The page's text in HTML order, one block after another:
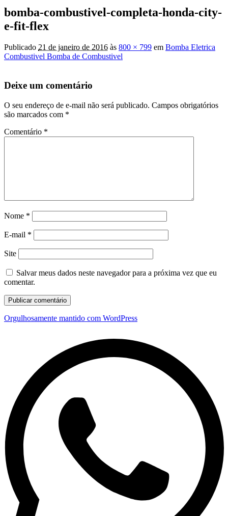
bomba-combustivel-completa-honda-city-
e-fit-flex
Publicado 21 de janeiro de 2016 às 800 × 799 em Bomba Eletrica
Combustivel Bomba de Combustivel
Deixe um comentário
O seu endereço de e-mail não será publicado. Campos obrigatórios
são marcados com *
Comentário *
Nome *
E-mail *
Site
Salvar meus dados neste navegador para a próxima vez que eu
comentar.
Orgulhosamente mantido com WordPress